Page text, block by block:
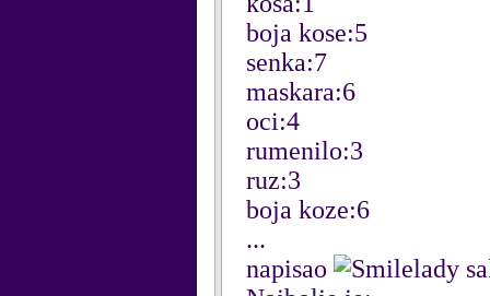
boja kose:5
senka:7
maskara:6
oci:4
rumenilo:3
ruz:3
boja koze:6
...
napisao
lady